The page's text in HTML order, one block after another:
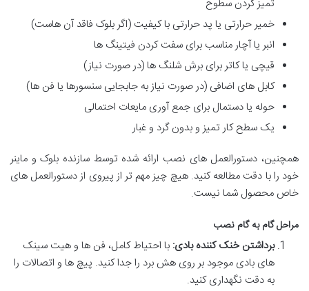
تمیز کردن سطوح
خمیر حرارتی یا پد حرارتی با کیفیت (اگر بلوک فاقد آن هاست)
انبر یا آچار مناسب برای سفت کردن فیتینگ ها
قیچی یا کاتر برای برش شلنگ ها (در صورت نیاز)
کابل های اضافی (در صورت نیاز به جابجایی سنسورها یا فن ها)
حوله یا دستمال برای جمع آوری مایعات احتمالی
یک سطح کار تمیز و بدون گرد و غبار
همچنین، دستورالعمل های نصب ارائه شده توسط سازنده بلوک و ماینر
خود را با دقت مطالعه کنید. هیچ چیز مهم تر از پیروی از دستورالعمل های
خاص محصول شما نیست.
مراحل گام به گام نصب
برداشتن خنک کننده بادی: با احتیاط کامل، فن ها و هیت سینک
های بادی موجود بر روی هش برد را جدا کنید. پیچ ها و اتصالات را
به دقت نگهداری کنید.